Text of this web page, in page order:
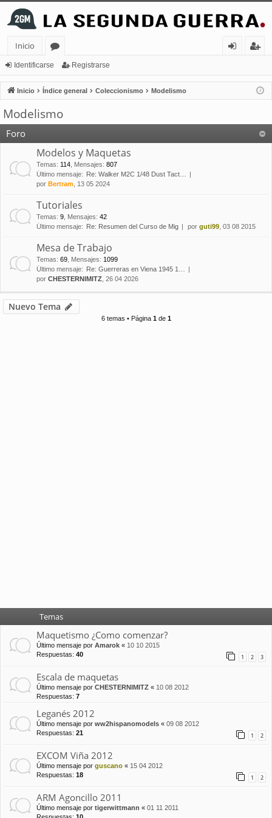
Inicio
or
os
nt
ifi
ist
ra
Identificarse Registrarse
Inicio Índice general Coleccionismo Modelismo
Modelismo
Foro
Modelos y Maquetas
Temas: 114 Mensajes: 807
Último mensaje: Re: Walker M2C 1/48 Dust Tact…
por Bertram , 13 05 2024
Tutoriales
Temas: 9 Mensajes: 42
Último mensaje: Re: Resumen del Curso de Mig por guti99 , 03 08 2015
Mesa de Trabajo
Temas: 69 Mensajes: 1099
Último mensaje: Re: Guerreras en Viena 1945 1…
por CHESTERNIMITZ , 26 04 2026
Nuevo Tema
6 temas • Página 1de 1
Temas
Maquetismo ¿Como comenzar?
Último mensaje por Amarok « 10 10 2015
Respuestas: 40 1 2 3
Escala de maquetas
Último mensaje por CHESTERNIMITZ « 10 08 2012
Respuestas: 7
Leganés 2012
Último mensaje por ww2hispanomodels « 09 08 2012
Respuestas: 21 1 2
EXCOM Viña 2012
Último mensaje por guscano « 15 04 2012
Respuestas: 18 1 2
ARM Agoncillo 2011
Último mensaje por tigerwittmann « 01 11 2011